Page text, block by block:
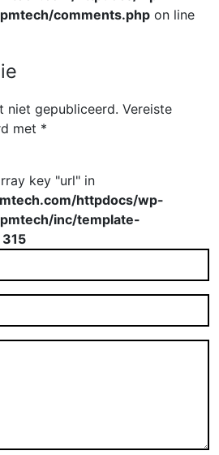
comments.php on line
niet gepubliceerd. Vereiste
met *
key "url" in
httpdocs/wp-
inc/template-
315